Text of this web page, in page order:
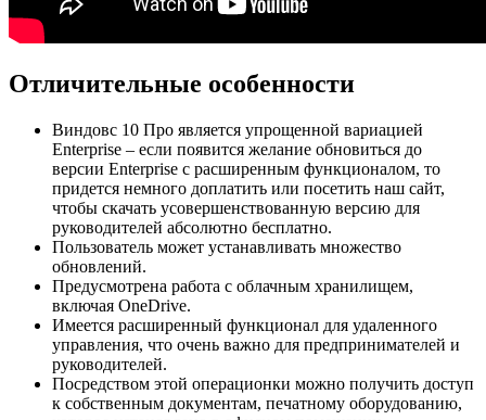
Отличительные особенности
Виндовс 10 Про является упрощенной вариацией
Enterprise – если появится желание обновиться до
версии Enterprise с расширенным функционалом, то
придется немного доплатить или посетить наш сайт,
чтобы скачать усовершенствованную версию для
руководителей абсолютно бесплатно.
Пользователь может устанавливать множество
обновлений.
Предусмотрена работа с облачным хранилищем,
включая OneDrive.
Имеется расширенный функционал для удаленного
управления, что очень важно для предпринимателей и
руководителей.
Посредством этой операционки можно получить доступ
к собственным документам, печатному оборудованию,